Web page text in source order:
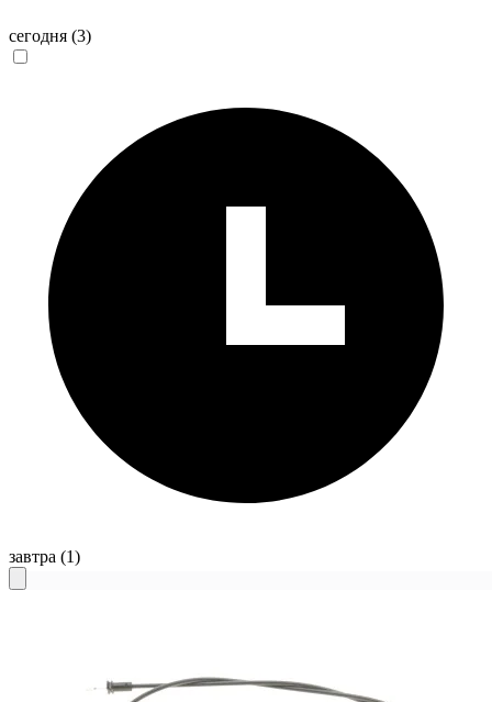
сегодня (3)
завтра (1)